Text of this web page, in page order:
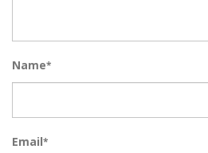
Name*
Email*